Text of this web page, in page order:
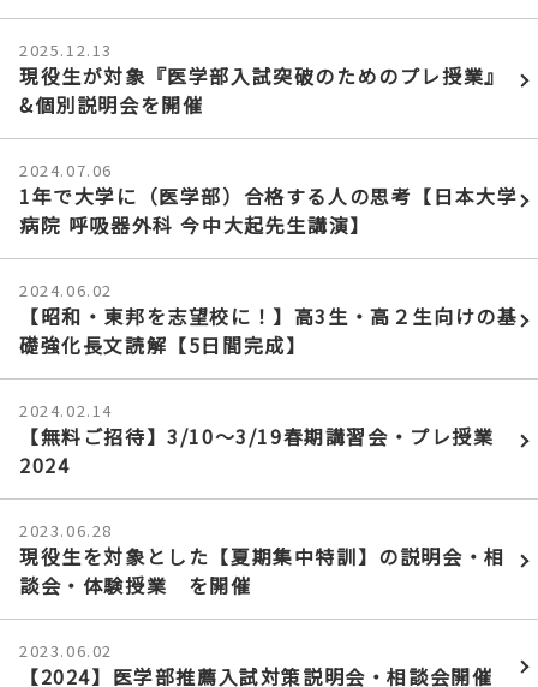
2025.12.13
現役生が対象『医学部入試突破のためのプレ授業』
&個別説明会を開催
2024.07.06
1年で大学に（医学部）合格する人の思考【日本大学
病院 呼吸器外科 今中大起先生講演】
2024.06.02
【昭和・東邦を志望校に！】高3生・高２生向けの基
礎強化長文読解【5日間完成】
2024.02.14
【無料ご招待】3/10〜3/19春期講習会・プレ授業
2024
2023.06.28
現役生を対象とした【夏期集中特訓】の説明会・相
談会・体験授業 を開催
2023.06.02
【2024】医学部推薦入試対策説明会・相談会開催